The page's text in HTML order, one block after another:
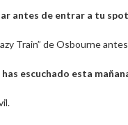
antes de entrar a tu
Train” de Osbourne
escuchado esta